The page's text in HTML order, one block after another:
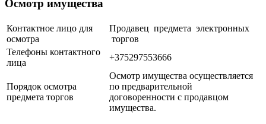
Осмотр имущества
Контактное лицо для
осмотра
Продавец предмета электронных
торгов
Телефоны контактного
лица
+375297553666
Порядок осмотра
предмета торгов
Осмотр имущества осуществляется
по предварительной
договоренности с продавцом
имущества.